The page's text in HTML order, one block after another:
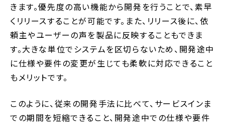
きます。優先度の高い機能から開発を行うことで、素早
くリリースすることが可能です。また、リリース後に、依
頼主やユーザーの声を製品に反映することもできま
す。大きな単位でシステムを区切らないため、開発途中
に仕様や要件の変更が生じても柔軟に対応できること
もメリットです。
このように、従来の開発手法に比べて、サービスインま
での期間を短縮できること、開発途中での仕様や要件